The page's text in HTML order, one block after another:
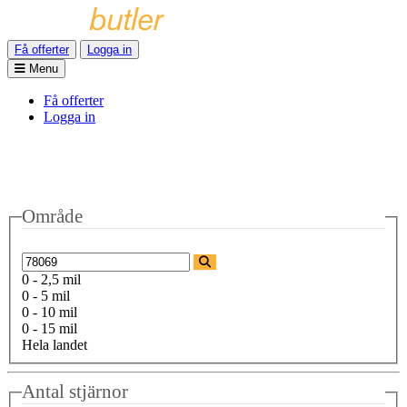
Få offerter
Logga in
Menu
Få offerter
Logga in
Område
0 - 2,5 mil
0 - 5 mil
0 - 10 mil
0 - 15 mil
Hela landet
Antal stjärnor